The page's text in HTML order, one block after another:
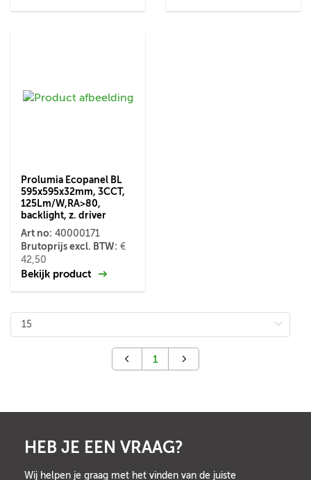
Prolumia Ecopanel BL
595x595x32mm, 3CCT,
125Lm/W,RA>80,
backlight, z. driver
Art no: 40000171
Brutoprijs excl. BTW: €
42,50
Bekijk product
1
HEB JE EEN VRAAG?
Wij helpen je graag met het vinden van de juiste